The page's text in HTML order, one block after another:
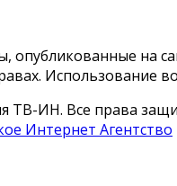
опубликованные на
Использование
ТВ-ИН. Все права
Интернет Агентство